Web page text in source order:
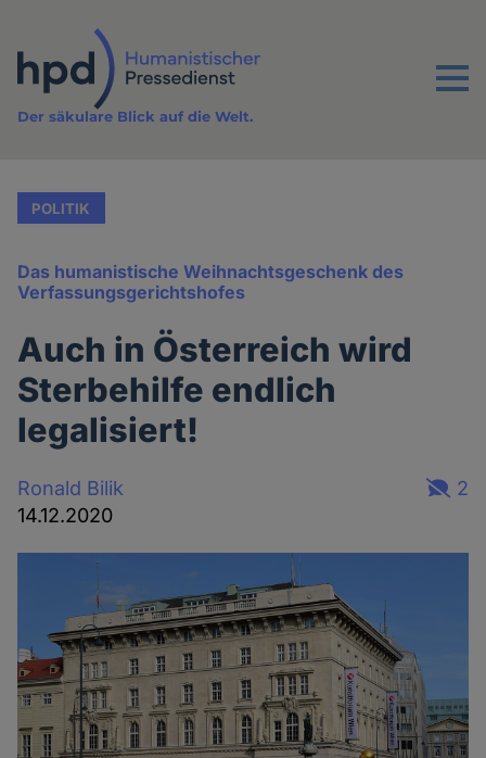
Inhalt
Menu
Der säkulare Blick auf die Welt.
POLITIK
Das humanistische Weihnachtsgeschenk des
Verfassungsgerichtshofes
Auch in Österreich wird
Sterbehilfe endlich
legalisiert!
Ronald Bilik
14.12.2020
2